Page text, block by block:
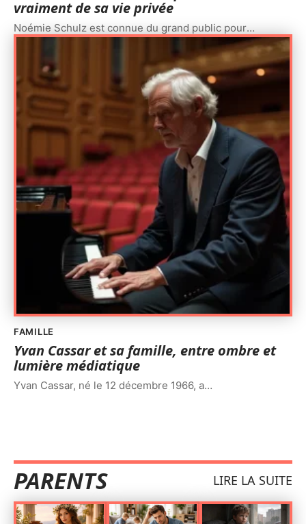
vraiment de sa vie privée
Noémie Schulz est connue du grand public pour…
FAMILLE
Yvan Cassar et sa famille, entre ombre et
lumière médiatique
Yvan Cassar, né le 12 décembre 1966, a…
PARENTS LIRE LA SUITE